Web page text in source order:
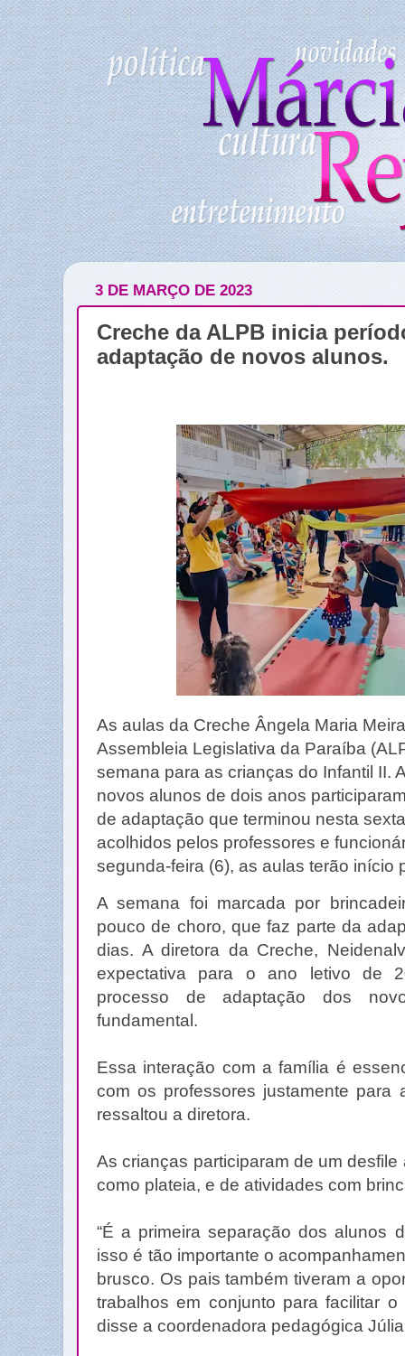
3 DE MARÇO DE 2023
Creche da ALPB inicia
adaptação de novos alunos.
As aulas da Creche Ângela Maria
Assembleia Legislativa da Paraíba
semana para as crianças do Infantil II.
novos alunos de dois anos
de adaptação que terminou nesta
acolhidos pelos professores e
segunda-feira (6), as aulas terão início
A semana foi marcada por
pouco de choro, que faz parte da
dias. A diretora da Creche,
expectativa para o ano letivo de
processo de adaptação dos
fundamental.
Essa interação com a família é
com os professores justamente para
ressaltou a diretora.
As crianças participaram de um
como plateia, e de atividades com
“É a primeira separação dos alunos
isso é tão importante o
brusco. Os pais também tiveram a
trabalhos em conjunto para facilitar o
disse a coordenadora pedagógica